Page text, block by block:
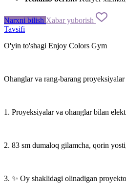
Narxni bilish Xabar yuborish
Tavsifi
O'yin to'shagi Enjoy Colors Gym
Ohanglar va rang-barang
1. Proyeksiyalar va ohanglar bilan
2. 83 sm dumaloq gilamcha, qorin
3. ✨ Oy shaklidagi olinadigan